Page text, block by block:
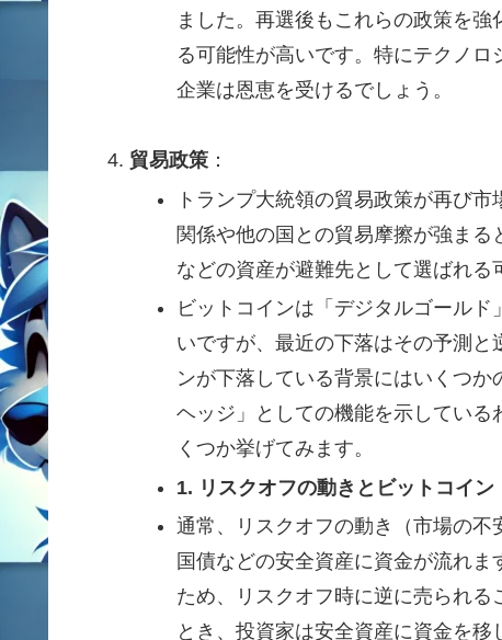
ました。再選後もこれらの政策を
る可能性が高いです。特にテクノ
企業は恩恵を受けるでしょう。
貿易政策：
トランプ大統領の貿易政策が再び
関係や他の国との貿易摩擦が強ま
などの資産が避難先として選ばれる
ビットコインは「デジタルゴール
いですが、最近の下落はその予測
ンが下落している背景にはいくつ
ヘッジ」としての機能を示してい
くつか挙げてみます。
1. リスクオフの動きとビットコイン
通常、リスクオフの動き（市場の
国債などの安全資産に資金が流れ
ため、リスクオフ時に逆に売られ
とき、投資家は安全資産に資金を